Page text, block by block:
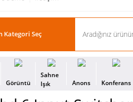
Görüntü
Sahne
Işık
Anons Konferans